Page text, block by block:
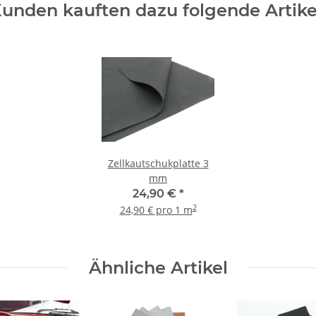
kauften dazu folgende
Zellkautschukplatte 3
mm
24,90 € *
24,90 € pro 1 m2
Ähnliche Artikel